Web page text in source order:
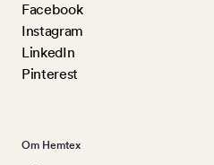
Facebook
Instagram
LinkedIn
Pinterest
Om Hemtex